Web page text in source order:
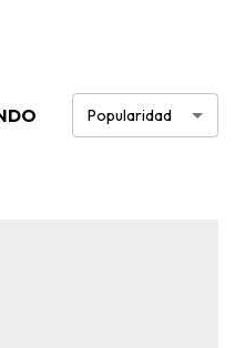
Popularidad